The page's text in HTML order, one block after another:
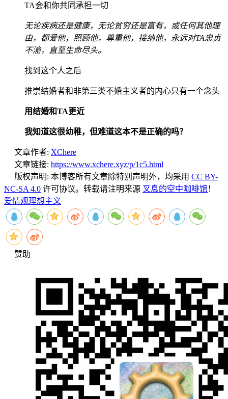
TA会和你共同承担一切
无论疾病还是健康，无论贫穷还是富有，或任何其他理
由，都爱他，照顾他，尊重他，接纳他，永远对TA忠贞
不渝，直至生命尽头。
找到这个人之后
推崇结婚者和非第三类不婚主义者的内心只有一个念头
用结婚和TA更近
我知道这很幼稚，但难道这本不是正确的吗？
文章作者: XChere
文章链接: https://www.xchere.xyz/p/1c5.html
版权声明: 本博客所有文章除特别声明外，均采用 CC BY-
NC-SA 4.0 许可协议。转载请注明来源 叉息的空中咖啡馆 ！
爱情观理想主义
赞助